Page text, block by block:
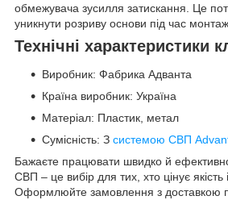
обмежувача зусилля затискання. Це
уникнути розриву основи під час
Технічні
Виробник: Фабрика Адванта
Країна виробник: Україна
Матеріал: Пластик, метал
Сумісність: З системою СВП
Бажаєте працювати швидко й
СВП – це вибір для тих, хто цінує якість
Оформлюйте замовлення з доставкою